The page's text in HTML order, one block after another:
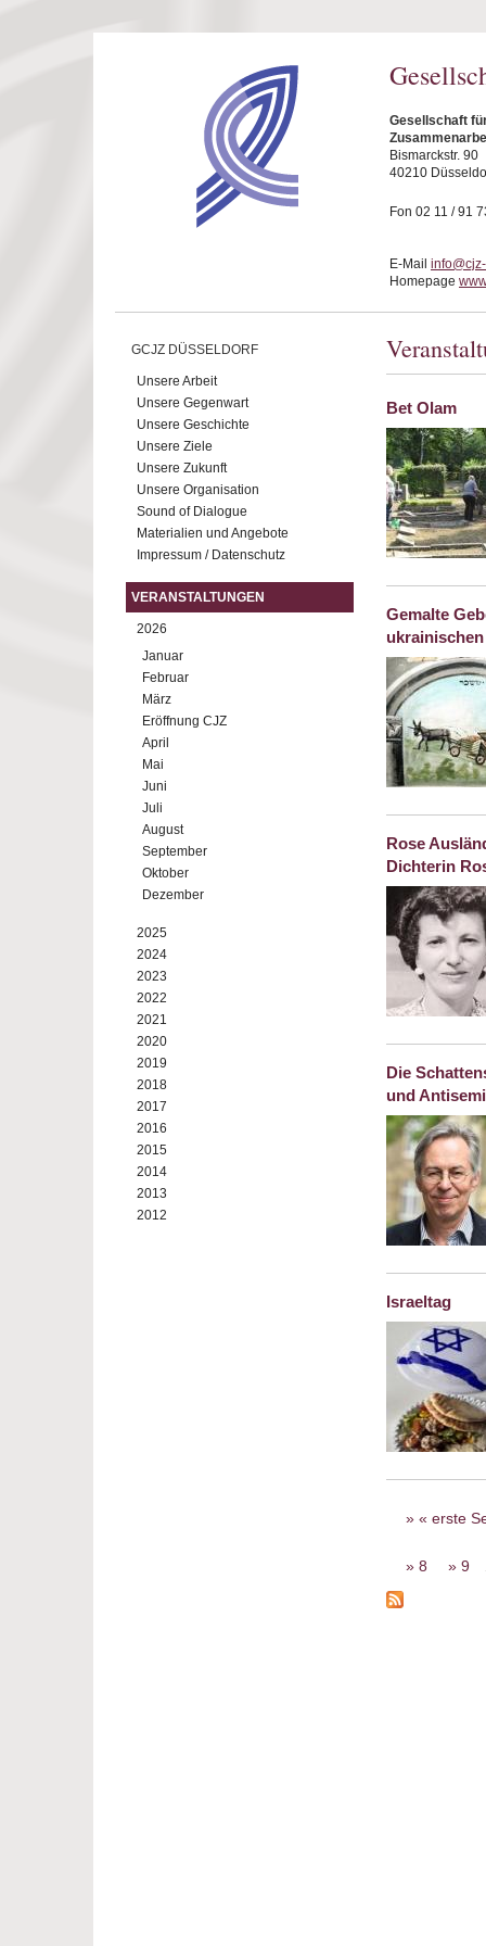
Gesellschaft
Bismarckstr. 90
40210
Fon 02 11 / 91
E-Mail
Homepage
GCJZ DÜSSELDORF
Unsere Arbeit
Unsere Gegenwart
Unsere Geschichte
Unsere Ziele
Unsere Zukunft
Unsere Organisation
Sound of Dialogue
Materialien und Angebote
Impressum / Datenschutz
VERANSTALTUNGEN
2026
Januar
Februar
März
Eröffnung CJZ
April
Mai
Juni
Juli
August
September
Oktober
Dezember
2025
2024
2023
2022
2021
2020
2019
2018
2017
2016
2015
2014
2013
2012
Bet Olam
Gemalte
Rose
Dichterin
Die
und
Israeltag
Seiten
« erste
8 9